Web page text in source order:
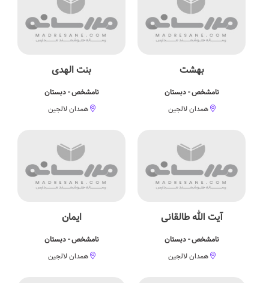
بهشت
نامشخص - دبستان
همدان لالجین
بنت الهدی
نامشخص - دبستان
همدان لالجین
آیت الله طالقانی
نامشخص - دبستان
همدان لالجین
ایمان
نامشخص - دبستان
همدان لالجین